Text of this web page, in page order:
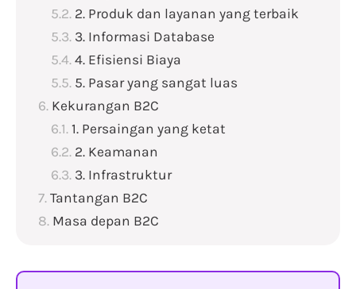
2. Produk dan layanan yang terbaik
3. Informasi Database
4. Efisiensi Biaya
5. Pasar yang sangat luas
Kekurangan B2C
1. Persaingan yang ketat
2. Keamanan
3. Infrastruktur
Tantangan B2C
Masa depan B2C